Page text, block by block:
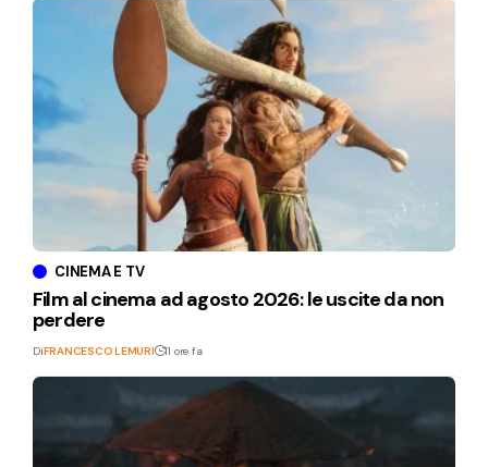
CINEMA E TV
Film al cinema ad agosto 2026: le uscite da non
perdere
DiFRANCESCO LEMURI 11 ore fa